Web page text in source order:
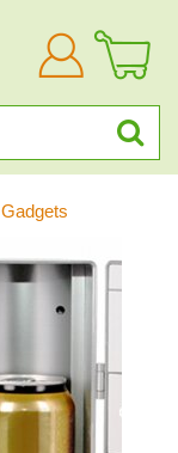
Anmelden
Gadgets